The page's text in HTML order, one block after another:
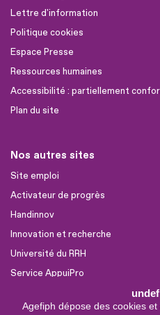
Agefiph dépose des cookies
Lettre d'information
Politique cookies
Espace Presse
Ressources humaines
Accessibilité : partiellement
Plan du site
Nos autres sites
Site emploi
Activateur de progrès
Handinnov
Innovation et recherche
Université du RRH
Service AppuiPro
Nous suivre